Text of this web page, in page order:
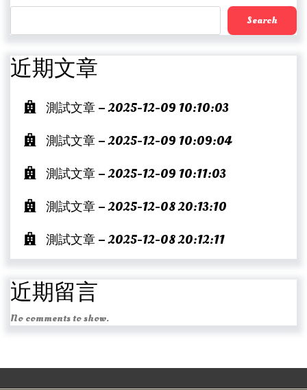
Search
近期文章
測試文章 – 2025-12-09 10:10:03
測試文章 – 2025-12-09 10:09:04
測試文章 – 2025-12-09 10:11:03
測試文章 – 2025-12-08 20:13:10
測試文章 – 2025-12-08 20:12:11
近期留言
No comments to show.